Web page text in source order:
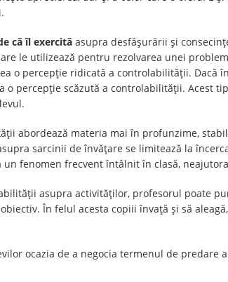
că îl exercită asupra desfăşurării şi
le utilizează pentru rezolvarea unei
o percepţie ridicată a controlabilităţii. Dacă
o percepţie scăzută a controlabilităţii. Acest
abordează materia mai în profunzime,
sarcinii de învăţare se limitează la
fenomen frecvent întâlnit în clasă,
asupra activităților, profesorul poate
În felul acesta copiii învață și să
ocazia de a negocia termenul de predare